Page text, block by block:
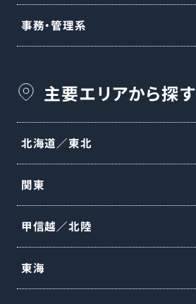
事務・管理系
主要エリアから探す
北海道／東北
関東
甲信越／北陸
東海